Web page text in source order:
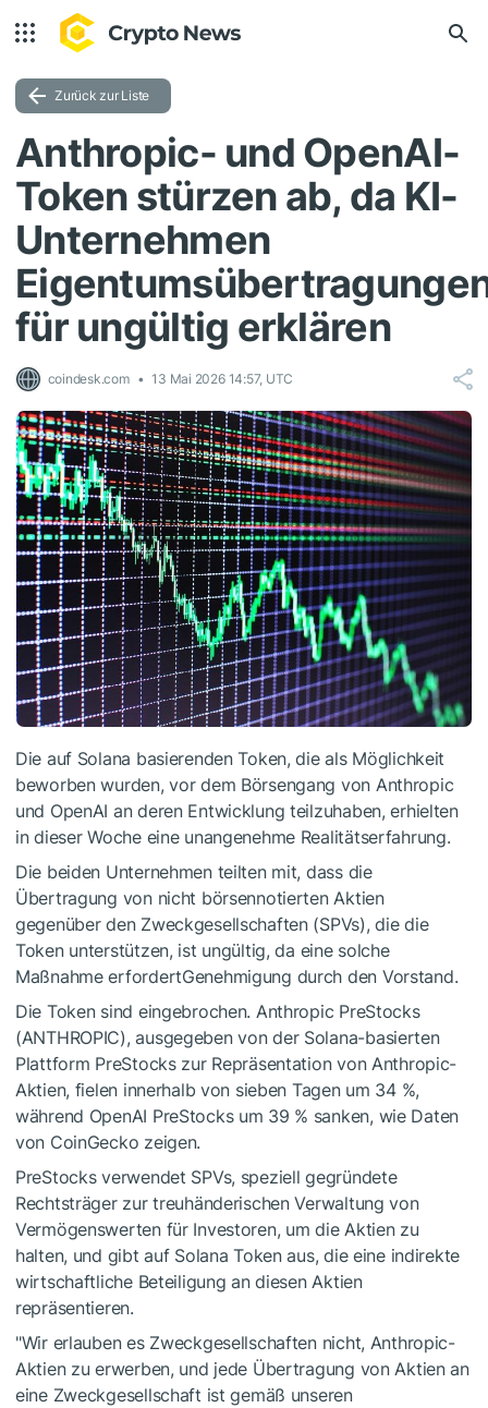
Zurück zur Liste
Anthropic- und OpenAI-
Token stürzen ab, da KI-
Unternehmen
für ungültig erklären
coindesk.com 13 Mai 2026 14:57, UTC
Die auf Solana basierenden Token, die als Möglichkeit
beworben wurden, vor dem Börsengang von Anthropic
und OpenAI an deren Entwicklung teilzuhaben, erhielten
in dieser Woche eine unangenehme Realitätserfahrung.
Die beiden Unternehmen teilten mit, dass die
Übertragung von nicht börsennotierten Aktien
gegenüber den Zweckgesellschaften (SPVs), die die
Token unterstützen, ist ungültig, da eine solche
Maßnahme erfordertGenehmigung durch den Vorstand.
Die Token sind eingebrochen. Anthropic PreStocks
(ANTHROPIC), ausgegeben von der Solana-basierten
Plattform PreStocks zur Repräsentation von Anthropic-
Aktien, fielen innerhalb von sieben Tagen um 34 %,
während OpenAI PreStocks um 39 % sanken, wie Daten
von CoinGecko zeigen.
PreStocks verwendet SPVs, speziell gegründete
Rechtsträger zur treuhänderischen Verwaltung von
Vermögenswerten für Investoren, um die Aktien zu
halten, und gibt auf Solana Token aus, die eine indirekte
wirtschaftliche Beteiligung an diesen Aktien
repräsentieren.
"Wir erlauben es Zweckgesellschaften nicht, Anthropic-
Aktien zu erwerben, und jede Übertragung von Aktien an
eine Zweckgesellschaft ist gemäß unseren